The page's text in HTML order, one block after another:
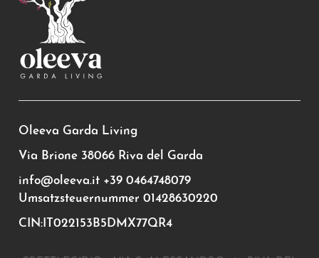
Oleeva Garda Living
Via Brione 38066 Riva del Garda
info@oleeva.it +39 0464748079
Umsatzsteuernummer 01428630220
CIN:IT022153B5DMX77QR4